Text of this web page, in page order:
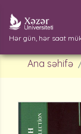
Hər gün, hər saat
Ana səhifə